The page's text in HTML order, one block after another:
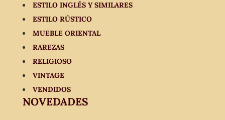
ESTILO INGLÉS Y SIMILARES
ESTILO RÚSTICO
MUEBLE ORIENTAL
RAREZAS
RELIGIOSO
VINTAGE
VENDIDOS
NOVEDADES